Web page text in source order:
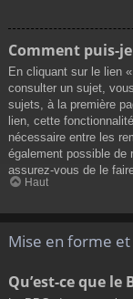
Comment puis-
En cliquant sur le lien
consulter un sujet,
sujets, à la première
lien, cette
nécessaire entre les
également possible de
assurez-vous de le
Haut
Mise en forme
Qu’est-ce que le